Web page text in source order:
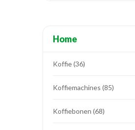
Home
Koffie 36
Koffiemachines 85
Koffiebonen 68